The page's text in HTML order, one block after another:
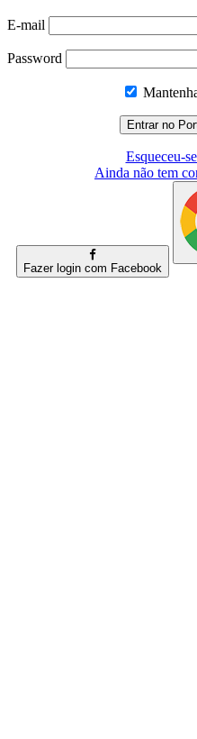
E-mail
Password
Esqueceu-
Ainda não tem
Fazer login com Facebook